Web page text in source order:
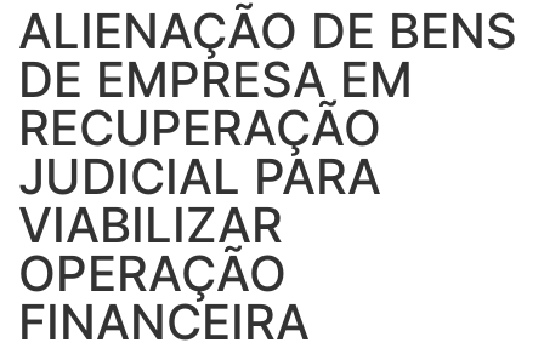
ALIENAÇÃO DE BENS
DE EMPRESA EM
RECUPERAÇÃO
JUDICIAL PARA
VIABILIZAR
OPERAÇÃO
FINANCEIRA